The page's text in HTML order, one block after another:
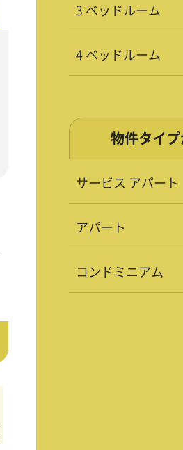
3 ベッドルーム
4 ベッドルーム
物件タイ
サービス アパート
アパート
コンドミニアム